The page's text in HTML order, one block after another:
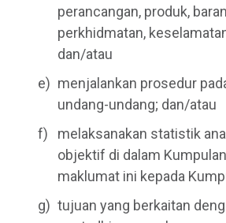
perancangan, produk,
perkhidmatan,
dan/atau
menjalankan prosedur
undang-undang; dan/atau
melaksanakan statistik
objektif di dalam
maklumat ini kepada
tujuan yang berkaitan